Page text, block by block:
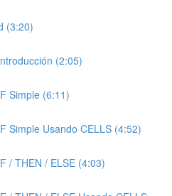
(3:20)
(2:05)
Simple (6:11)
Simple Usando CELLS (4:52)
/ THEN / ELSE (4:03)